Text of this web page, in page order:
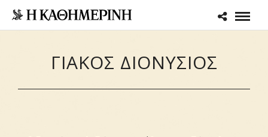
ΓΙΑΚΟΣ ΔΙΟΝΥΣΙΟΣ